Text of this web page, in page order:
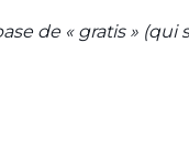
de « gratis » (qui